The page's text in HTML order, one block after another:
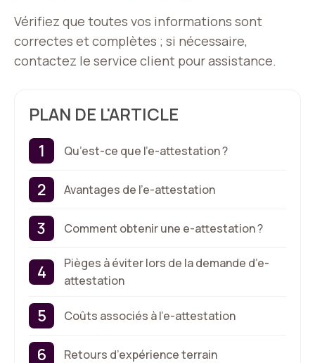
Vérifiez que toutes vos informations sont
correctes et complètes ; si nécessaire,
contactez le service client pour assistance.
PLAN DE L'ARTICLE
Qu’est-ce que l’e-attestation ?
Avantages de l’e-attestation
Comment obtenir une e-attestation ?
Pièges à éviter lors de la demande d’e-
attestation
Coûts associés à l’e-attestation
Retours d’expérience terrain